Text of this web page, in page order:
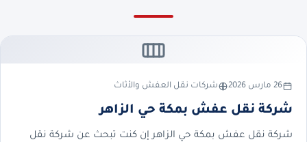
26 مارس 2026 شركات نقل العفش والأثاث
شركة نقل عفش بمكة حي الزاهر
شركة نقل عفش بمكة حي الزاهر إن كنت تبحث عن شركة نقل